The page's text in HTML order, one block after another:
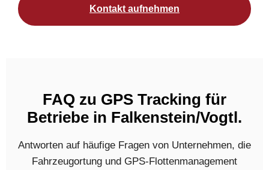
Kontakt aufnehmen
FAQ zu GPS Tracking für
Betriebe in Falkenstein/Vogtl.
Antworten auf häufige Fragen von Unternehmen, die
Fahrzeugortung und GPS-Flottenmanagement